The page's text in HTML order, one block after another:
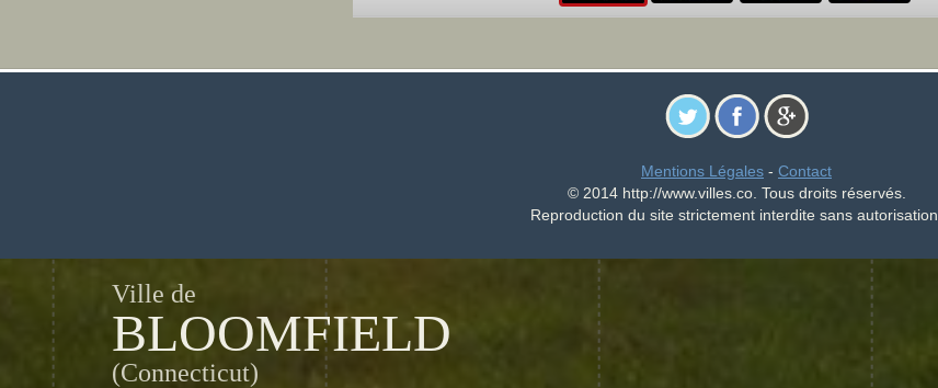
Mentions Légales - Contact
© 2014 http://www.villes.co. Tous droits réservés.
Reproduction du site strictement interdite sans autorisation.
Ville de
BLOOMFIELD
(Connecticut)